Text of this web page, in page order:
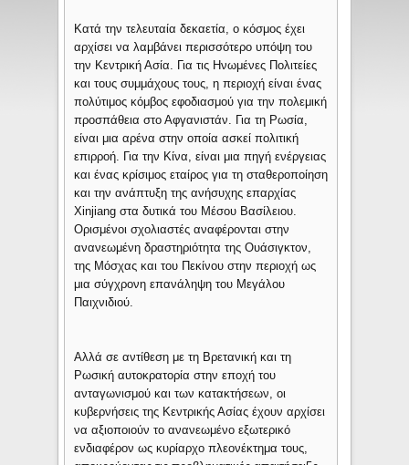
Κατά την τελευταία δεκαετία, ο κόσμος έχει
αρχίσει να λαμβάνει περισσότερο υπόψη του
την Κεντρική Ασία. Για τις Ηνωμένες Πολιτείες
και τους συμμάχους τους, η περιοχή είναι ένας
πολύτιμος κόμβος εφοδιασμού για την πολεμική
προσπάθεια στο Αφγανιστάν. Για τη Ρωσία,
είναι μια αρένα στην οποία ασκεί πολιτική
επιρροή. Για την Κίνα, είναι μια πηγή ενέργειας
και ένας κρίσιμος εταίρος για τη σταθεροποίηση
και την ανάπτυξη της ανήσυχης επαρχίας
Xinjiang στα δυτικά του Μέσου Βασίλειου.
Ορισμένοι σχολιαστές αναφέρονται στην
ανανεωμένη δραστηριότητα της Ουάσιγκτον,
της Μόσχας και του Πεκίνου στην περιοχή ως
μια σύγχρονη επανάληψη του Μεγάλου
Παιχνιδιού.
Αλλά σε αντίθεση με τη Βρετανική και τη
Ρωσική αυτοκρατορία στην εποχή του
ανταγωνισμού και των κατακτήσεων, οι
κυβερνήσεις της Κεντρικής Ασίας έχουν αρχίσει
να αξιοποιούν το ανανεωμένο εξωτερικό
ενδιαφέρον ως κυρίαρχο πλεονέκτημα τους,